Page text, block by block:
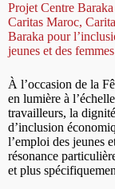
Projet Centre
Caritas Maroc,
Baraka pour
jeunes et des
À l’occasion de la
en lumière à
travailleurs, la
d’inclusion
l’emploi des jeunes
résonance
et plus